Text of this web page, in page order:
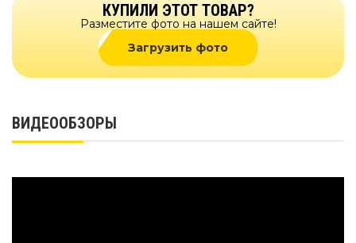
КУПИЛИ ЭТОТ ТОВАР?
Разместите фото на нашем сайте!
Загрузить фото
ВИДЕООБЗОРЫ